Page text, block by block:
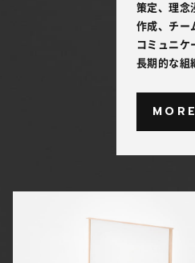
策定、理念
作成、チー
コミュニケ
長期的な組